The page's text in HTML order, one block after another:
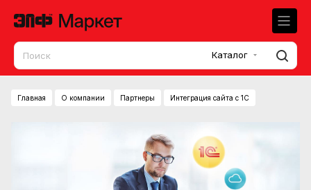
Каталог
Главная О компании Партнеры Интеграция сайта с 1С